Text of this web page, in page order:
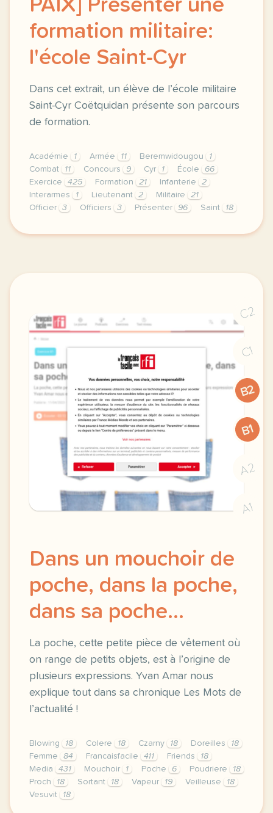
PAIX] Présenter une
formation militaire:
l'école Saint-Cyr
Dans cet extrait, un élève de l’école militaire
Saint-Cyr Coëtquidan présente son parcours
de formation.
Académie 1 Armée 11 Beremwidougou
1
Combat
11 Concours 9 Cyr 1 École
66
Exercice
425 Formation 21 Infanterie
2
Interarmes
1 Lieutenant 2 Militaire
21
Officier
3 Officiers 3 Présenter 96 Saint 18
exercice b1 militaire maintien de la paix
C2
C1
B2
B1
A2
A1
Dans un mouchoir de
poche, dans la poche,
dans sa poche...
La poche, cette petite pièce de vêtement où
on range de petits objets, est à l’origine de
plusieurs expressions. Yvan Amar nous
explique tout dans sa chronique Les Mots de
l’actualité !
Blowing 18 Colere 18 Czarny 18 Doreilles
18
Femme
84 Francaisfacile 411 Friends
18
Media
431 Mouchoir 1 Poche 6 Poudriere
18
Proch
18 Sortant 18 Vapeur 19 Veilleuse
18
Vesuvit
18
exercice b1 dans un mouchoir de poche dans la